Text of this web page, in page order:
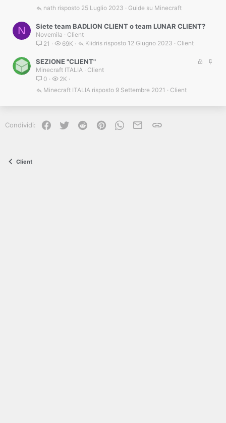
Guide su Minecraft
25 Luglio 2023
nath
N Siete team BADLION CLIENT o team LUNAR CLIENT?
Novemila
Client
21
69K Client
12 Giugno 2023
Kiidris
a
d
SEZIONE "CLIENT"
Minecraft ITALIA
Client
0
2K
Client
9 Settembre 2021
Minecraft ITALIA
Condividi: Facebook
Twitter Reddit PinterestWhatsApp
e-mailLink
Client